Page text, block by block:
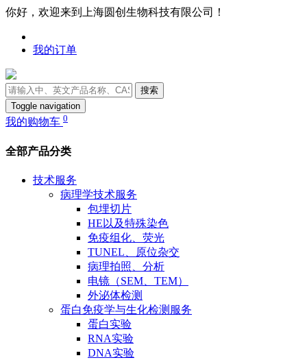
你好，欢迎来到上海圆创生物科技有限公司！
我的订单
搜索
Toggle navigation
我的购物车 0
全部产品分类
技术服务
病理学技术服务
包埋切片
HE以及特殊染色
免疫组化、荧光
TUNEL、原位杂交
病理拍照、分析
电镜（SEM、TEM）
外泌体检测
蛋白免疫学与生化检测服务
蛋白实验
RNA实验
DNA实验